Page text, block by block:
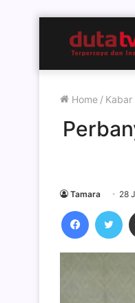
Home / Kabar
Tamara 28